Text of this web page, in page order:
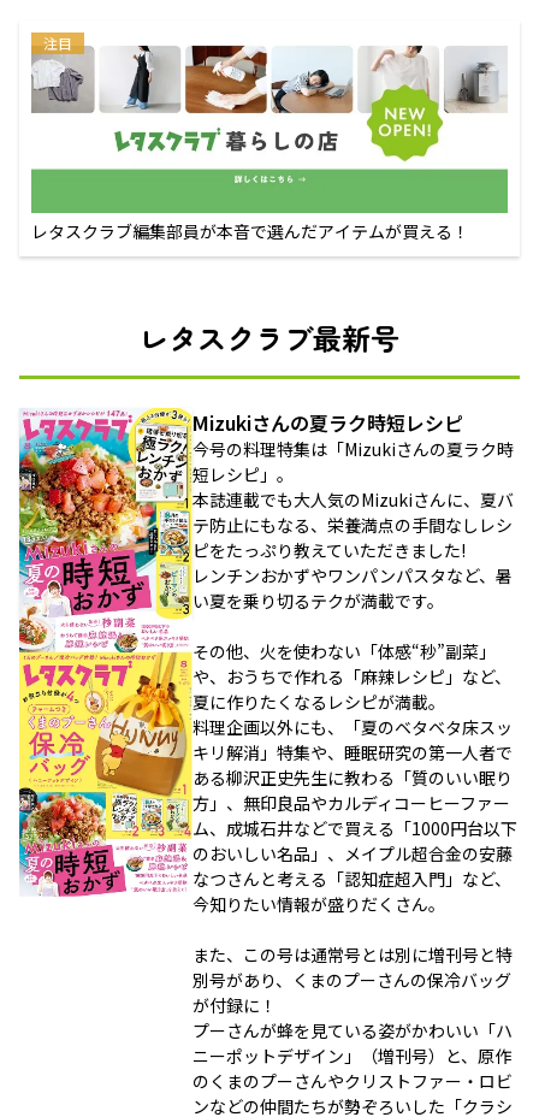
注目
レタスクラブ編集部員が本音で選んだアイテムが買える！
レタスクラブ最新号
Mizukiさんの夏ラク時短レシピ
今号の料理特集は「Mizukiさんの夏ラク時
短レシピ」。
本誌連載でも大人気のMizukiさんに、夏バ
テ防止にもなる、栄養満点の手間なしレシ
ピをたっぷり教えていただきました!
レンチンおかずやワンパンパスタなど、暑
い夏を乗り切るテクが満載です。
その他、火を使わない「体感“秒”副菜」
や、おうちで作れる「麻辣レシピ」など、
夏に作りたくなるレシピが満載。
料理企画以外にも、「夏のベタベタ床スッ
キリ解消」特集や、睡眠研究の第一人者で
ある柳沢正史先生に教わる「質のいい眠り
方」、無印良品やカルディコーヒーファー
ム、成城石井などで買える「1000円台以下
のおいしい名品」、メイプル超合金の安藤
なつさんと考える「認知症超入門」など、
今知りたい情報が盛りだくさん。
また、この号は通常号とは別に増刊号と特
別号があり、くまのプーさんの保冷バッグ
が付録に！
プーさんが蜂を見ている姿がかわいい「ハ
ニーポットデザイン」（増刊号）と、原作
のくまのプーさんやクリストファー・ロビ
ンなどの仲間たちが勢ぞろいした「クラシ